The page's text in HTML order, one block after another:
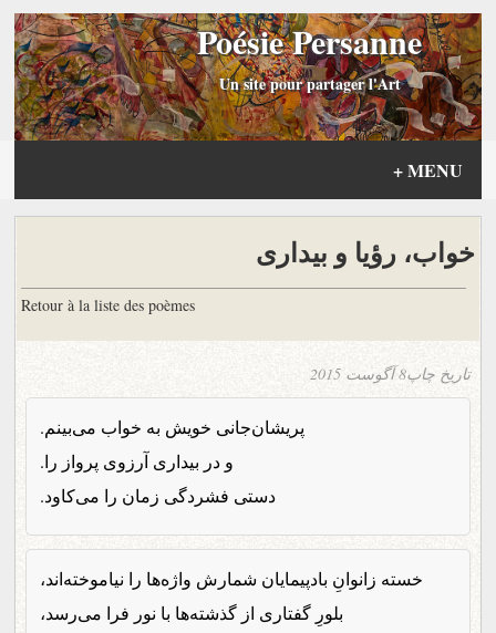
Poésie Persanne
Un site pour partager l'Art
MENU
+
خواب، رؤیا و بیداری
Retour à la liste des poèmes
تاریخ چاپ8 آگوست 2015
پریشان‌جانی خویش به خواب می‌بینم.
و در بیداری آرزوی پرواز را.
دستی فشردگی زمان را می‌کاود.
خسته زانوانِ بادپیمایان شمارش واژه‌ها را نیاموخته‌اند،
بلورِ گفتاری از گذشته‌ها با نور فرا می‌رسد،